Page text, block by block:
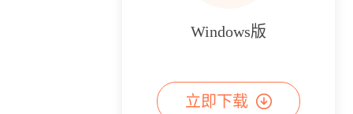
Windows版
立即下载